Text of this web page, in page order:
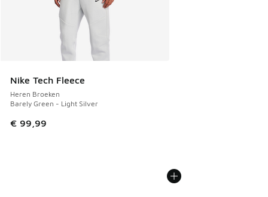
Nike Tech Fleece
Heren Broeken
Barely Green - Light Silver
€ 99,99